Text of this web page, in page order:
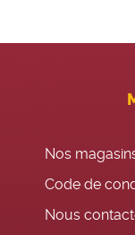
Nos
Code de
Nous